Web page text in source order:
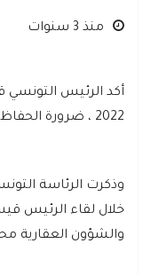
منذ 3 سنوات
2022 ، ضرورة الحفاظ على أملاك الدولة.
وذكرت الرئاسة
خلال لقاء الرئيس
والشؤون العقارية